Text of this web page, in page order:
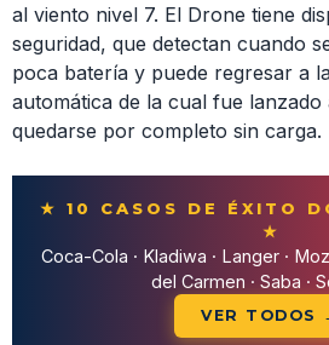
al viento nivel 7. El Drone tiene
seguridad, que detectan cuando
poca batería y puede regresar a
automática de la cual fue lanzado
quedarse por completo sin carga.
★ 10 CASOS DE ÉXITO
★
Coca-Cola · Kladiwa · Langer ·
del Carmen · Saba ·
VER TODOS